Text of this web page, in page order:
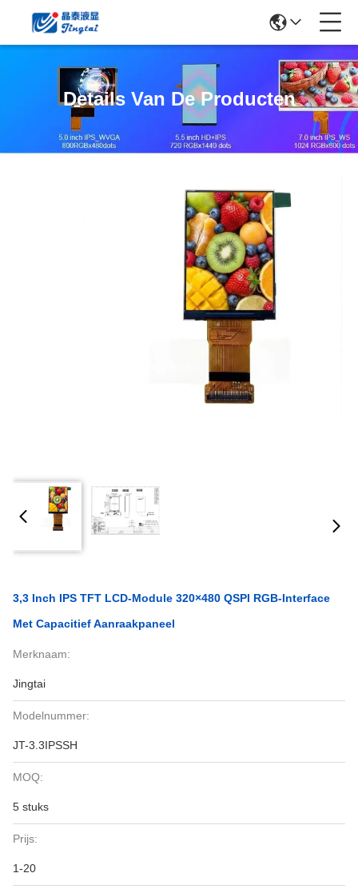
Details Van De Producten
3,3 Inch IPS TFT LCD-Module 320×480 QSPI RGB-Interface
Met Capacitief Aanraakpaneel
Merknaam:
Jingtai
Modelnummer:
JT-3.3IPSSH
MOQ:
5 stuks
Prijs:
1-20